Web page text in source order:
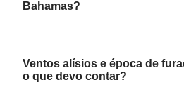
Bahamas?
Ventos alísios e época de
o que devo contar?